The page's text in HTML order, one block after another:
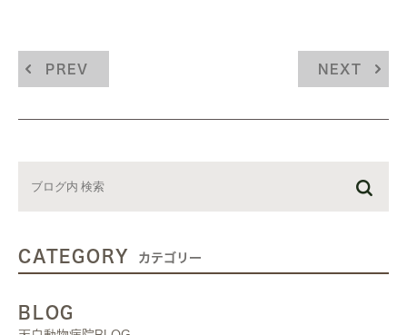
PREV NEXT
CATEGORY カテゴリー
BLOG